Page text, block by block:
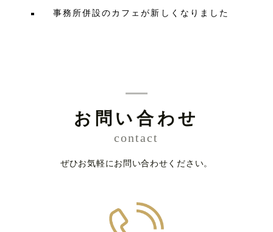
事務所併設のカフェが新しくなりました
お問い合わせ
contact
ぜひお気軽にお問い合わせください。